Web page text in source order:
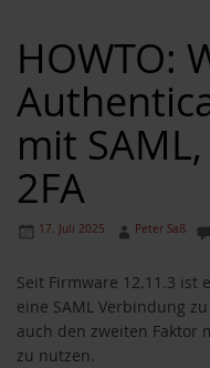
HOWTO:
mit
2FA
17. Juli 2025 Peter Saß
Seit Firmware 12.11.3 ist
eine SAML Verbindung
auch den zweiten Faktor
zu nutzen.